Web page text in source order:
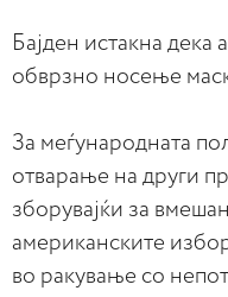
Бајден истакна дека
обврзно носење
За меѓународната
отварање на други
зборувајќи за
американските
во ракување со